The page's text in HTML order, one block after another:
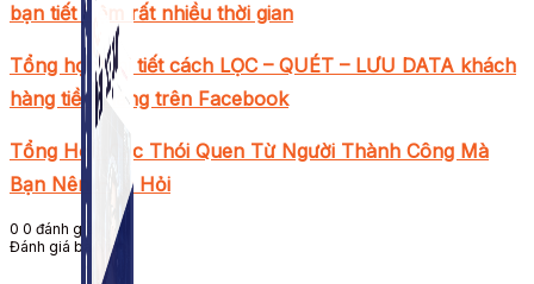
bạn tiết kiệm rất nhiều thời gian
Tổng hợp chi tiết cách LỌC – QUÉT – LƯU DATA khách
hàng tiềm năng trên Facebook
Tổng Hợp Các Thói Quen Từ Người Thành Công Mà
Bạn Nên Học Hỏi
0 0 đánh giá
Đánh giá bài viết